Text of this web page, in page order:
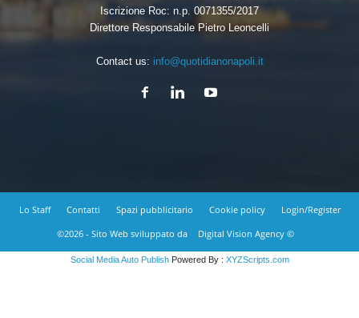
Iscrizione Roc: n.p. 0071355/2017
Direttore Responsabile Pietro Leoncelli
Contact us: info@quotidianonapoli.it
Lo Staff Contatti Spazi pubblicitario Cookie policy
Login/Register
©2026 - Sito Web sviluppato da
Digital Vision Agency ©
Social Media Auto PublishPowered By : XYZScripts.com